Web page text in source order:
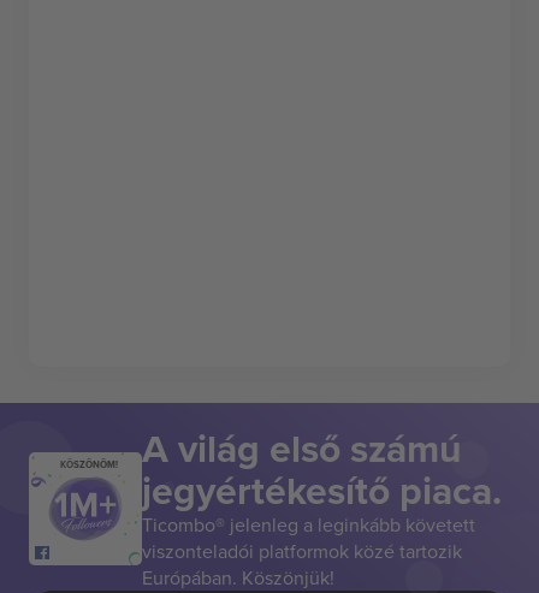
KÖSZÖNÖM! A világ első számú
jegyértékesítő piaca.
Ticombo® jelenleg a leginkább követett
viszonteladói platformok közé tartozik
Európában. Köszönjük!